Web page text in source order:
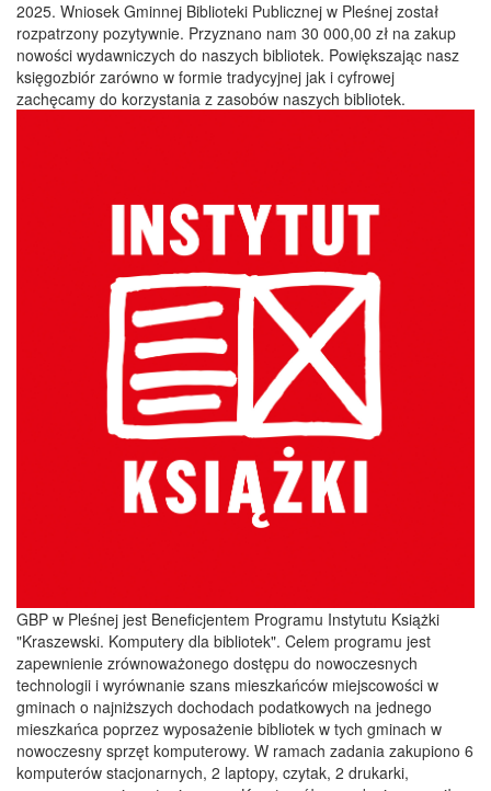
2025. Wniosek Gminnej Biblioteki Publicznej w Pleśnej został
rozpatrzony pozytywnie. Przyznano nam 30 000,00 zł na zakup
nowości wydawniczych do naszych bibliotek. Powiększając nasz
księgozbiór zarówno w formie tradycyjnej jak i cyfrowej
zachęcamy do korzystania z zasobów naszych bibliotek.
GBP w Pleśnej jest Beneficjentem Programu Instytutu Książki
"Kraszewski. Komputery dla bibliotek". Celem programu jest
zapewnienie zrównoważonego dostępu do nowoczesnych
technologii i wyrównanie szans mieszkańców miejscowości w
gminach o najniższych dochodach podatkowych na jednego
mieszkańca poprzez wyposażenie bibliotek w tych gminach w
nowoczesny sprzęt komputerowy. W ramach zadania zakupiono 6
komputerów stacjonarnych, 2 laptopy, czytak, 2 drukarki,